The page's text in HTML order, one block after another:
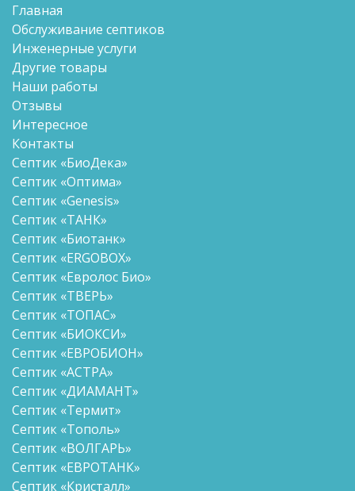
Главная
Обслуживание септиков
Инженерные услуги
Другие товары
Наши работы
Отзывы
Интересное
Контакты
Септик «БиоДека»
Септик «Оптима»
Септик «Genesis»
Септик «ТАНК»
Септик «Биотанк»
Септик «ERGOBOX»
Септик «Евролос Био»
Септик «ТВЕРЬ»
Септик «ТОПАС»
Септик «БИОКСИ»
Септик «ЕВРОБИОН»
Септик «АСТРА»
Септик «ДИАМАНТ»
Септик «Термит»
Септик «Тополь»
Септик «ВОЛГАРЬ»
Септик «ЕВРОТАНК»
Септик «Кристалл»